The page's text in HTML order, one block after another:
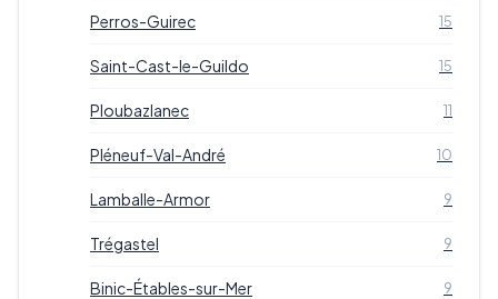
Perros-Guirec 15
Saint-Cast-le-Guildo 15
Ploubazlanec 11
Pléneuf-Val-André 10
Lamballe-Armor 9
Trégastel 9
Binic-Étables-sur-Mer 9